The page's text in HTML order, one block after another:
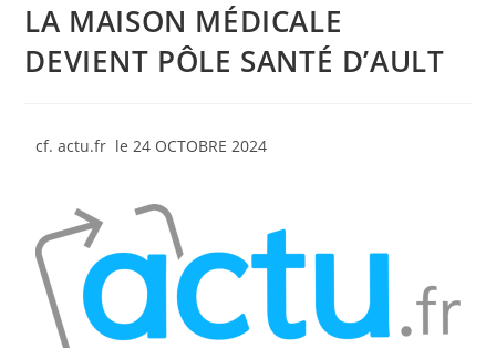
LA MAISON MÉDICALE
DEVIENT PÔLE SANTÉ D’AULT
cf. actu.fr le 24 OCTOBRE 2024